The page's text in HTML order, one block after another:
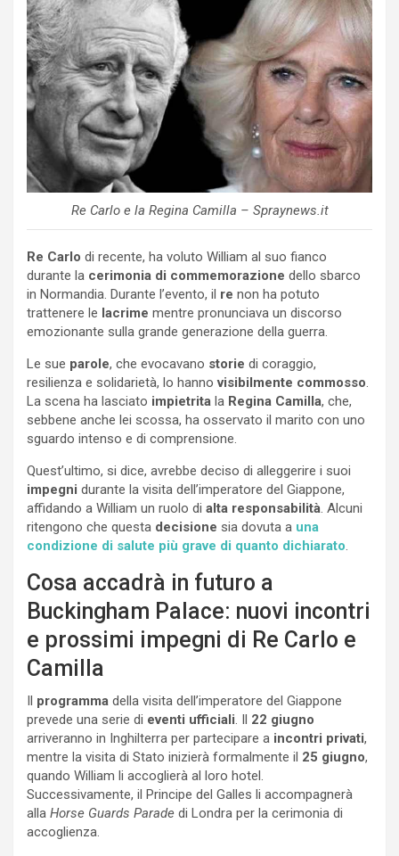
Re Carlo e la Regina Camilla – Spraynews.it
Re Carlo di recente, ha voluto William al suo fianco
durante la cerimonia di commemorazione dello sbarco
in Normandia. Durante l’evento, il re non ha potuto
trattenere le lacrime mentre pronunciava un discorso
emozionante sulla grande generazione della guerra.
Le sue parole, che evocavano storie di coraggio,
resilienza e solidarietà, lo hannovisibilmente commosso.
La scena ha lasciato impietrita la Regina Camilla, che,
sebbene anche lei scossa, ha osservato il marito con uno
sguardo intenso e di comprensione.
Quest’ultimo, si dice, avrebbe deciso di alleggerire i suoi
impegni durante la visita dell’imperatore del Giappone,
affidando a William un ruolo di alta responsabilità. Alcuni
ritengono che questa decisione sia dovuta a una
condizione di salute più grave di quanto dichiarato.
Cosa accadrà in futuro a
Buckingham Palace: nuovi incontri
e prossimi impegni di Re Carlo e
Camilla
Il programma della visita dell’imperatore del Giappone
prevede una serie di eventi ufficiali. Il 22 giugno
arriveranno in Inghilterra per partecipare a incontri privati,
mentre la visita di Stato inizierà formalmente il 25 giugno,
quando William li accoglierà al loro hotel.
Successivamente, il Principe del Galles li accompagnerà
alla Horse Guards Parade di Londra per la cerimonia di
accoglienza.